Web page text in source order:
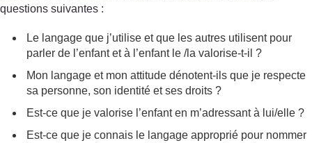
questions suivantes :
Le langage que j’utilise et que les autres utilisent pour
parler de l’enfant et à l’enfant le /la valorise-t-il ?
Mon langage et mon attitude dénotent-ils que je respecte
sa personne, son identité et ses droits ?
Est-ce que je valorise l’enfant en m’adressant à lui/elle ?
Est-ce que je connais le langage approprié pour nommer